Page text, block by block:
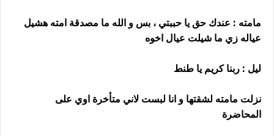
مامته : عندك حق يا حببتي ، بس و الله ما مصدقة امته هشيل
عياله زي ما شيلت عيال اخوه
ليل : ربنا كريم يا طنط
نزلت مامته لشقتها و انا لبست لاني متأخرة اوي على
المحاضرة